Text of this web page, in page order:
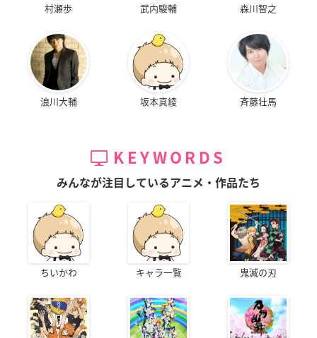
村瀬歩 武内駿輔 森川智之
浪川大輔 坂本真綾 斉藤壮馬
KEYWORDS
みんなが注目しているアニメ・作品たち
ちいかわ キャラ一覧 鬼滅の刃